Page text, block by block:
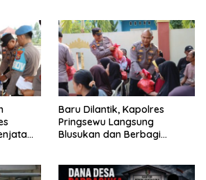
Baru Dilantik, Kapolres
Pringsewu Langsung
Blusukan dan Berbagi